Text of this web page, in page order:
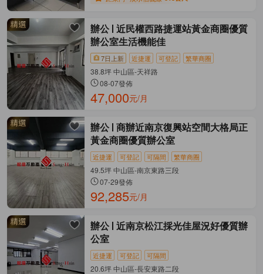
辦公
近民權西路捷運站黃金商圈優質
辦公室生活機能佳
7日上新 近捷運 可登記 繁華商圈
38.8坪 中山區-天祥路
08-07發佈
47,000元/月
辦公
商辦近南京復興站空間大格局正
黃金商圈優質辦公室
近捷運 可登記 可隔間 繁華商圈
49.5坪 中山區-南京東路三段
07-29發佈
92,285元/月
辦公
近南京松江採光佳屋況好優質辦
公室
近捷運 可登記 可隔間
20.6坪 中山區-長安東路二段